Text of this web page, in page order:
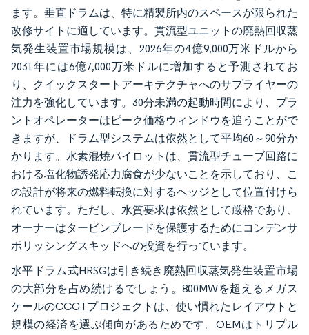
ます。垂直ドラムは、特に精製所内のスペースが限られた
改修サイトに適しています。貫流型ユニットの廃熱回収蒸
気発生装置市場規模は、2026年の4億9,000万米ドルから
2031年には6億7,000万米ドルに増加すると予測されてお
り、クイックスタートアーキテクチャへのサプライヤーの
注力を強化しています。30分未満の起動時間により、プラ
ントオペレーターはピーク価格ウィンドウを追うことがで
きますが、ドラム型システムは依然として平均60～90分か
かります。水素混焼パイロットは、貫流型チューブ回路に
おける塩化物誘発応力腐食が少ないことを示しており、こ
の設計が将来の燃料転換に対するヘッジとして位置付けら
れています。ただし、水質要求は依然として厳格であり、
オーナーはタービンブレードを保護するためにコンデンサ
ポリッシングスキッドへの投資を行っています。
水平ドラム式HRSGは引き続き廃熱回収蒸気発生装置市場
の大部分を占め続けるでしょう。800MWを超えるメガス
ケールのCCGTプロジェクトは、使い慣れたレイアウトと
規模の経済を選ぶ傾向があるためです。OEMはトリプル